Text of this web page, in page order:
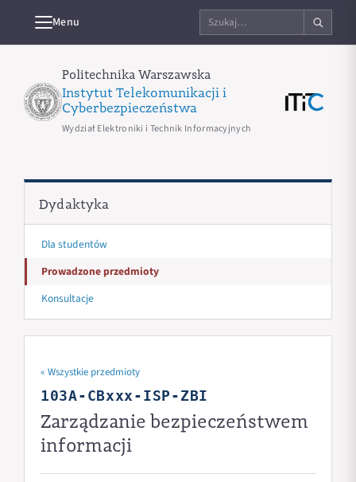
Menu
Szukaj
na
stronie
Politechnika Warszawska
Instytut Telekomunikacji i
Cyberbezpieczeństwa
Wydział Elektroniki i Technik Informacyjnych
« Wszystkie przedmioty
103A-CBxxx-ISP-ZBI
Zarządzanie bezpieczeństwem
informacji
Dydaktyka
Dla studentów
Prowadzone przedmioty
Konsultacje